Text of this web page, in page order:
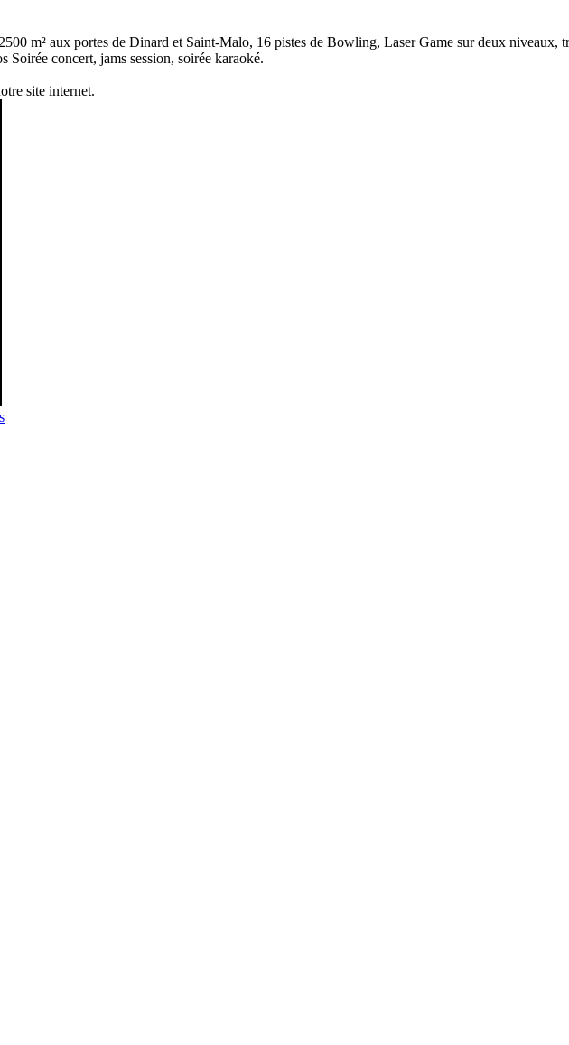
m² aux portes de Dinard et Saint-Malo, 16 pistes de Bowling, Laser Game sur deux niveaux,
Soirée concert, jams session, soirée karaoké.
site internet.